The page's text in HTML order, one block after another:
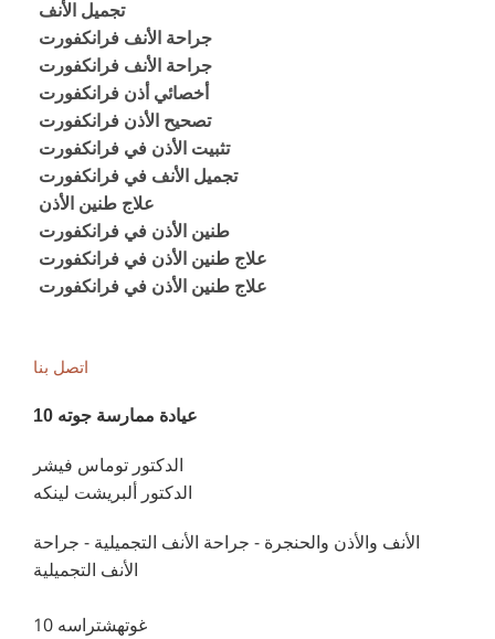
تجميل الأنف
جراحة الأنف فرانكفورت
جراحة الأنف فرانكفورت
أخصائي أذن فرانكفورت
تصحيح الأذن فرانكفورت
تثبيت الأذن في فرانكفورت
تجميل الأنف في فرانكفورت
علاج طنين الأذن
طنين الأذن في فرانكفورت
علاج طنين الأذن في فرانكفورت
علاج طنين الأذن في فرانكفورت
اتصل بنا
عيادة ممارسة جوته 10
الدكتور توماس فيشر
الدكتور ألبريشت لينكه
الأنف والأذن والحنجرة - جراحة الأنف التجميلية - جراحة
الأنف التجميلية
غوتهشتراسه 10